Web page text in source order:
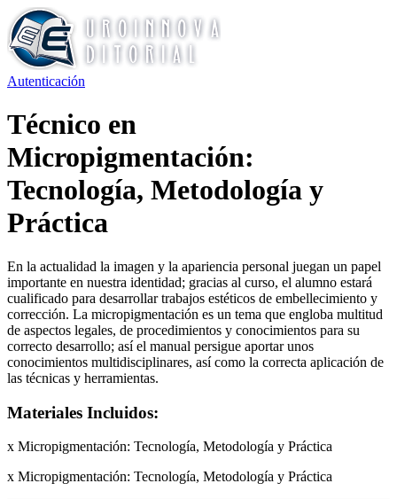
Autenticación
Técnico en
Micropigmentación:
Tecnología, Metodología y
Práctica
En la actualidad la imagen y la apariencia personal juegan un papel
importante en nuestra identidad; gracias al curso, el alumno estará
cualificado para desarrollar trabajos estéticos de embellecimiento y
corrección. La micropigmentación es un tema que engloba multitud
de aspectos legales, de procedimientos y conocimientos para su
correcto desarrollo; así el manual persigue aportar unos
conocimientos multidisciplinares, así como la correcta aplicación de
las técnicas y herramientas.
Materiales Incluidos:
x Micropigmentación: Tecnología, Metodología y Práctica
x Micropigmentación: Tecnología, Metodología y Práctica